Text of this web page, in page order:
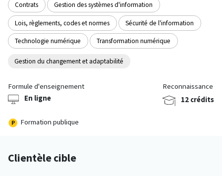
Contrats Gestion des systèmes d'information
Lois, règlements, codes et normes Sécurité de l'information
Technologie numérique Transformation numérique
Gestion du changement et adaptabilité
Formule d'enseignement
En ligne
Reconnaissance
12 crédits
Formation publique
Clientèle cible